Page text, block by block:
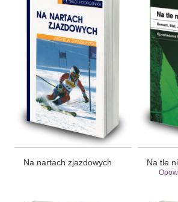
Na nartach zjazdowych Na tle